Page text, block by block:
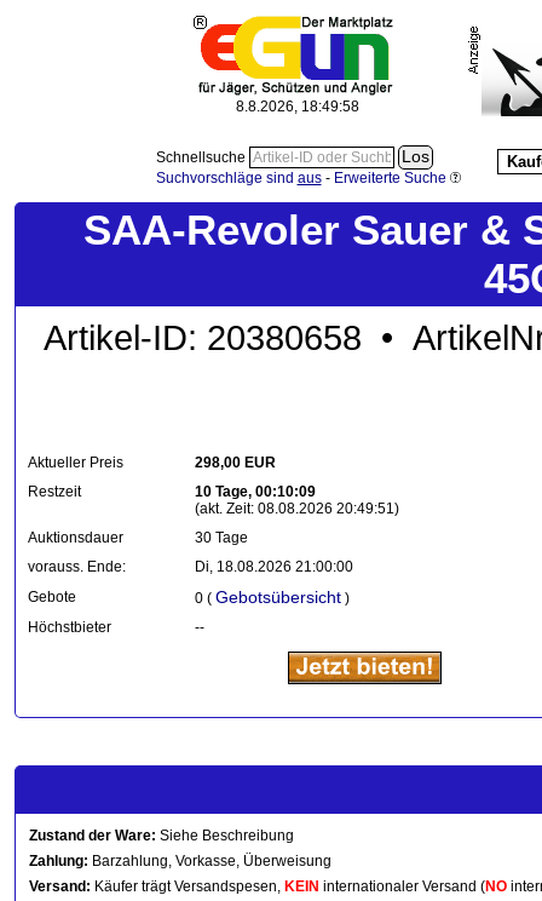
8.8.2026, 18:50:00
Schnellsuche
Suchvorschläge sind aus- Erweiterte Suche
SAA-Revoler Sauer &
Artikel-ID: 20380658 •
Aktueller Preis
298,00 EUR
Restzeit
10 Tage, 00:10:09
(akt. Zeit: 08.08.2026 20:49:51)
Auktionsdauer
30 Tage
vorauss. Ende:
Di, 18.08.2026 21:00:00
Gebote
0 ( Gebotsübersicht )
Höchstbieter
--
Zustand der Ware: Siehe Beschreibung
Zahlung: Barzahlung, Vorkasse, Überweisung
Versand: Käufer trägt Versandspesen, KEIN internationaler Versand (NO